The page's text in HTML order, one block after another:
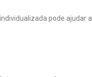
pode ajudar a